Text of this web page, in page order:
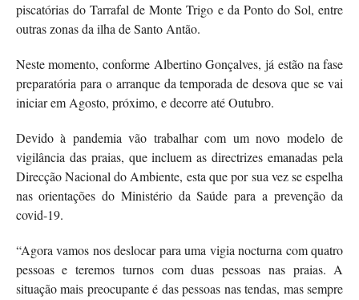
piscatórias do Tarrafal de Monte Trigo e da Ponto do Sol, entre
outras zonas da ilha de Santo Antão.
Neste momento, conforme Albertino Gonçalves, já estão na fase
preparatória para o arranque da temporada de desova que se vai
iniciar em Agosto, próximo, e decorre até Outubro.
Devido à pandemia vão trabalhar com um novo modelo de
vigilância das praias, que incluem as directrizes emanadas pela
Direcção Nacional do Ambiente, esta que por sua vez se espelha
nas orientações do Ministério da Saúde para a prevenção da
covid-19.
“Agora vamos nos deslocar para uma vigia nocturna com quatro
pessoas e teremos turnos com duas pessoas nas praias. A
situação mais preocupante é das pessoas nas tendas, mas sempre